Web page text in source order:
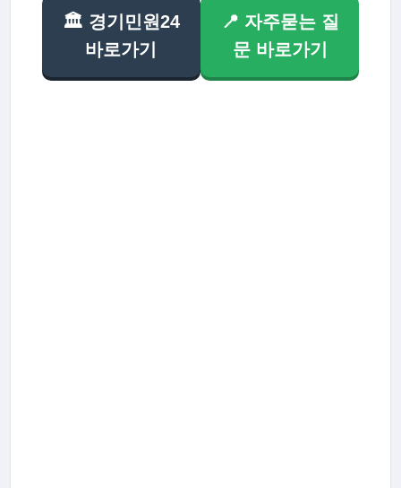
🏛️ 경기민원24
바로가기
📍 자주묻는 질
문 바로가기